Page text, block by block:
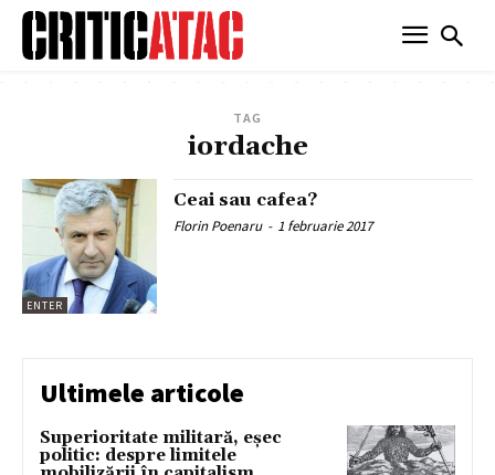
TAG
iordache
ENTER
Ceai sau cafea?
Florin Poenaru - 1 februarie 2017
Ultimele articole
Superioritate militară, eșec
politic: despre limitele